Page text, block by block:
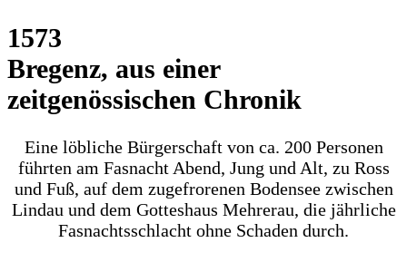
1573
Bregenz, aus einer
zeitgenössischen Chronik
Eine löbliche Bürgerschaft von ca. 200 Personen
führten am Fasnacht Abend, Jung und Alt, zu Ross
und Fuß, auf dem zugefrorenen Bodensee zwischen
Lindau und dem Gotteshaus Mehrerau, die jährliche
Fasnachtsschlacht ohne Schaden durch.